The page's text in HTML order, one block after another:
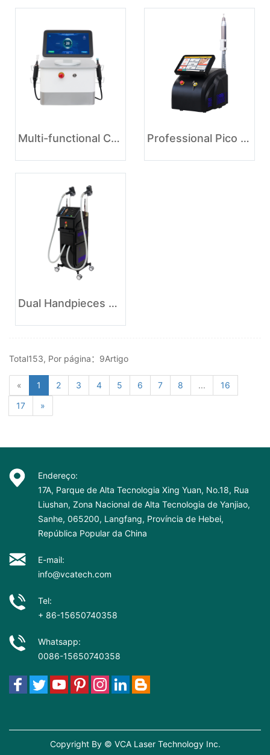
Multi-functional Cold Plasma Beauty Machine Professional Pico Laser Q Switched Nd Yag Laser Machine
Dual Handpieces Laser Hair Removal Beauty Equipment
Total153, Por página：9Artigo
« 1 2 3 4 5 6 7 8 ...
16
17
»
Endereço:
17A, Parque de Alta Tecnologia Xing Yuan, No.18, Rua
Liushan, Zona Nacional de Alta Tecnologia de Yanjiao,
Sanhe, 065200, Langfang, Província de Hebei,
República Popular da China
E-mail:
info@vcatech.com
Tel:
+ 86-15650740358
Whatsapp:
0086-15650740358
Copyright By © VCA Laser Technology Inc.